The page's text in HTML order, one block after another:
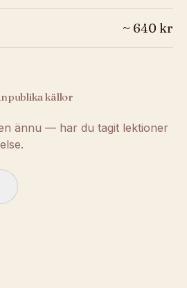
~ 640 kr
publika källor
ännu — har du tagit lektioner